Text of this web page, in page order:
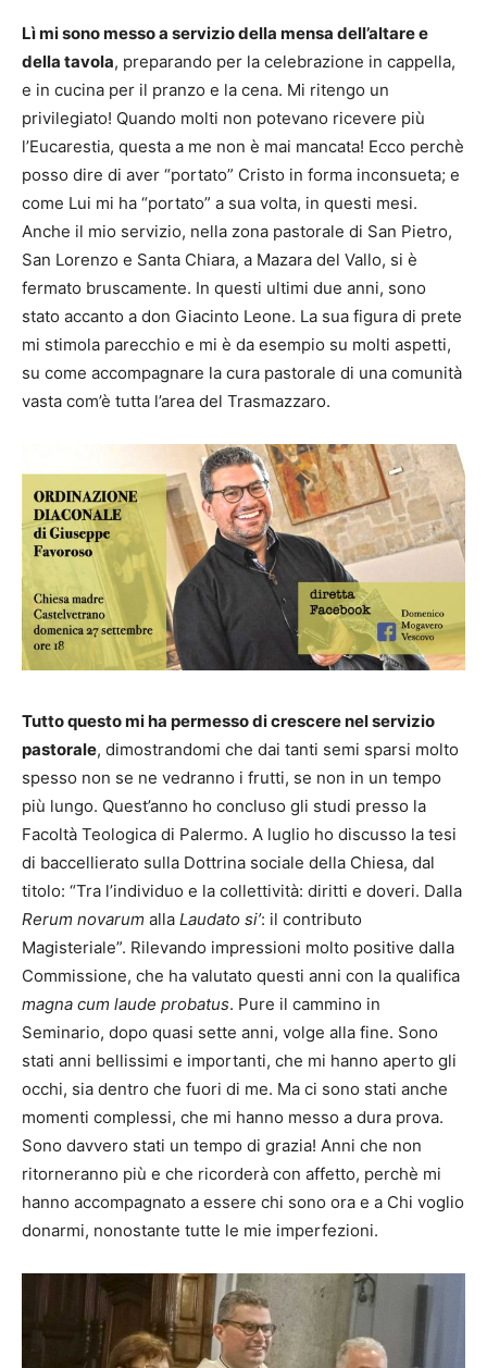
Lì mi sono messo a servizio della mensa dell’altare e
della tavola, preparando per la celebrazione in cappella,
e in cucina per il pranzo e la cena. Mi ritengo un
privilegiato! Quando molti non potevano ricevere più
l’Eucarestia, questa a me non è mai mancata! Ecco perchè
posso dire di aver “portato” Cristo in forma inconsueta; e
come Lui mi ha “portato” a sua volta, in questi mesi.
Anche il mio servizio, nella zona pastorale di San Pietro,
San Lorenzo e Santa Chiara, a Mazara del Vallo, si è
fermato bruscamente. In questi ultimi due anni, sono
stato accanto a don Giacinto Leone. La sua figura di prete
mi stimola parecchio e mi è da esempio su molti aspetti,
su come accompagnare la cura pastorale di una comunità
vasta com’è tutta l’area del Trasmazzaro.
Tutto questo mi ha permesso di crescere nel servizio
pastorale, dimostrandomi che dai tanti semi sparsi molto
spesso non se ne vedranno i frutti, se non in un tempo
più lungo. Quest’anno ho concluso gli studi presso la
Facoltà Teologica di Palermo. A luglio ho discusso la tesi
di baccellierato sulla Dottrina sociale della Chiesa, dal
titolo: “Tra l’individuo e la collettività: diritti e doveri. Dalla
Rerum novarum alla Laudato si’: il contributo
Magisteriale”. Rilevando impressioni molto positive dalla
Commissione, che ha valutato questi anni con la qualifica
magna cum laude probatus. Pure il cammino in
Seminario, dopo quasi sette anni, volge alla fine. Sono
stati anni bellissimi e importanti, che mi hanno aperto gli
occhi, sia dentro che fuori di me. Ma ci sono stati anche
momenti complessi, che mi hanno messo a dura prova.
Sono davvero stati un tempo di grazia! Anni che non
ritorneranno più e che ricorderà con affetto, perchè mi
hanno accompagnato a essere chi sono ora e a Chi voglio
donarmi, nonostante tutte le mie imperfezioni.